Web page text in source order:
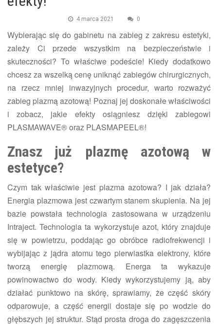
4 marca 2021 0
​Wybierając się do gabinetu na zabieg z zakresu estetyki,
zależy Ci przede wszystkim na bezpieczeństwie i
skuteczności? To właściwe podeście! Kiedy dodatkowo
chcesz za wszelką cenę uniknąć zabiegów chirurgicznych,
na rzecz mniej inwazyjnych procedur, warto rozważyć
zabieg plazmą azotową! Poznaj jej doskonałe właściwości
i zobacz, jakie efekty osiągniesz dzięki zabiegowi
PLASMAWAVE® oraz PLASMAPEEL®!
Znasz już plazmę azotową w
estetyce?
Czym tak właściwie jest plazma azotowa? I jak działa?
Energia plazmowa jest czwartym stanem skupienia. Na jej
bazie powstała technologia zastosowana w urządzeniu
Intraject. Technologia ta wykorzystuje azot, który znajduje
się w powietrzu, poddając go obróbce radiofrekwencji i
wybijając z jądra atomu tego pierwiastka elektrony, które
tworzą energię plazmową. Energa ta wykazuje
powinowactwo do wody. Kiedy wykorzystujemy ją, aby
działać punktowo na skórę, sprawiamy, że część skóry
odparowuje, a część energii dostaje się po wodzie do
głębszych jej struktur. Stąd prosta droga do zagęszczenia